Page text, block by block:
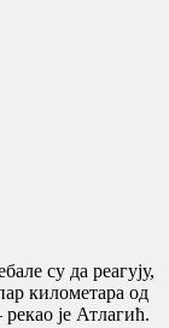
су да реагују,
километара од
је Атлагић.